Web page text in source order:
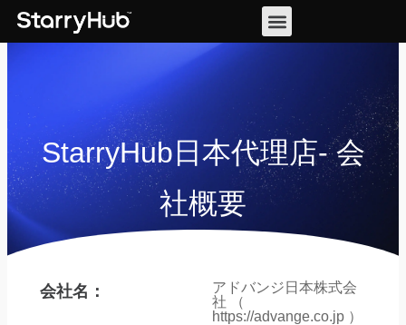
StarryHub日本代理店- 会
社概要
会社名：
アドバンジ日本株式会
社 （
https://advange.co.jp ）